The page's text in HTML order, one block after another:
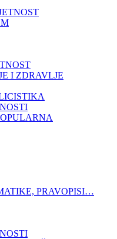
I ZDRAVLJE
PRAVOPISI…